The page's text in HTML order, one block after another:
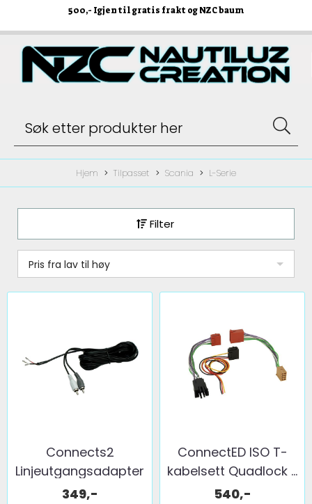
500,- Igjen til gratis frakt og NZC baum
Hjem Tilpasset Scania L-Serie
Filter
Pris fra lav til høy
Connects2
Linjeutgangsadapter
...
349,-
ConnectED ISO T-
kabelsett Quadlock ...
540,-